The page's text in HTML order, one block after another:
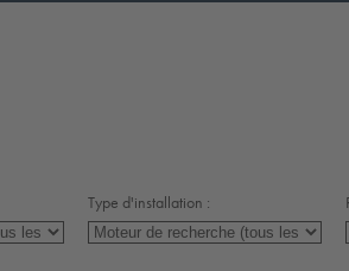
Type d'installation :